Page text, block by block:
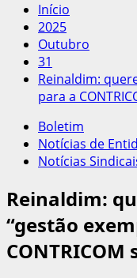
Início
2025
Outubro
31
Reinaldim:
para a
Boletim
Notícias de
Notícias
Reinaldim:
“gestão